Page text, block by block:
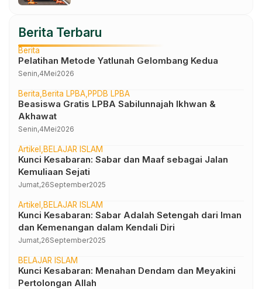
Berita Terbaru
Berita
Pelatihan Metode Yatlunah Gelombang Kedua
Senin,4Mei2026
Berita Berita LPBA PPDB LPBA
Beasiswa Gratis LPBA Sabilunnajah Ikhwan &
Akhawat
Senin,4Mei2026
Artikel BELAJAR ISLAM
Kunci Kesabaran: Sabar dan Maaf sebagai Jalan
Kemuliaan Sejati
Jumat,26September2025
Artikel BELAJAR ISLAM
Kunci Kesabaran: Sabar Adalah Setengah dari Iman
dan Kemenangan dalam Kendali Diri
Jumat,26September2025
BELAJAR ISLAM
Kunci Kesabaran: Menahan Dendam dan Meyakini
Pertolongan Allah